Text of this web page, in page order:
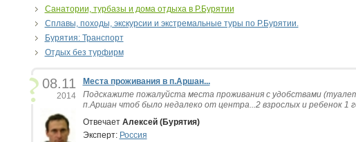
Санатории, турбазы и дома отдыха в Р.Бурятии
Сплавы, походы, экскурсии и экстремальные туры по Р.Бурятии.
Бурятия: Транспорт
Отдых без турфирм
08.11
2014
Места проживания в п.Аршан...
Подскажите пожалуйста места проживания с удобствами
п.Аршан чтоб было недалеко от центра...2 взрослых и ребенок 1
Отвечает Алексей (Бурятия)
Эксперт: Россия